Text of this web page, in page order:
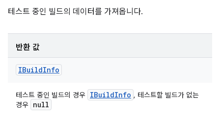
테스트 중인 빌드의 데이터를 가져옵니다.
반환 값
IBuildInfo
테스트 중인 빌드의 경우 IBuildInfo , 테스트할 빌드가 없는
경우 null